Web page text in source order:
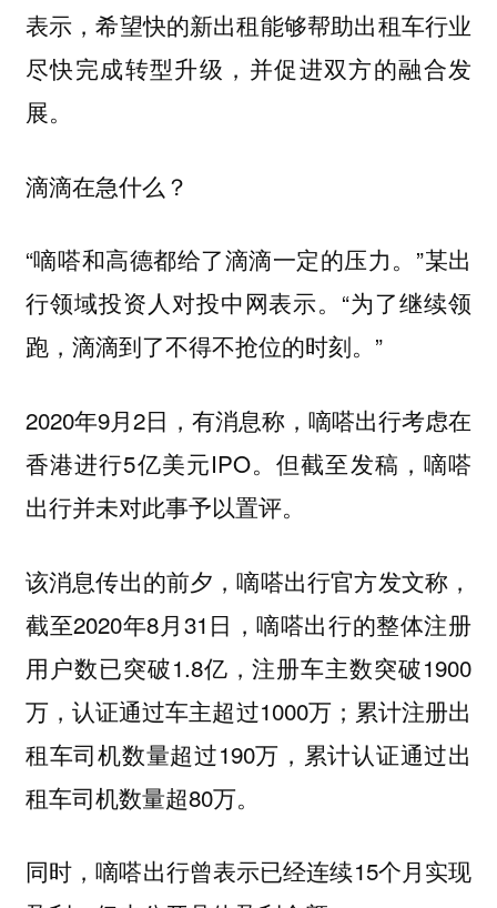
表示，希望快的新出租能够帮助出租车行业
尽快完成转型升级，并促进双方的融合发
展。
滴滴在急什么？
“嘀嗒和高德都给了滴滴一定的压力。”某出
行领域投资人对投中网表示。“为了继续领
跑，滴滴到了不得不抢位的时刻。”
2020年9月2日，有消息称，嘀嗒出行考虑在
香港进行5亿美元IPO。但截至发稿，嘀嗒
出行并未对此事予以置评。
该消息传出的前夕，嘀嗒出行官方发文称，
截至2020年8月31日，嘀嗒出行的整体注册
用户数已突破1.8亿，注册车主数突破1900
万，认证通过车主超过1000万；累计注册出
租车司机数量超过190万，累计认证通过出
租车司机数量超80万。
同时，嘀嗒出行曾表示已经连续15个月实现